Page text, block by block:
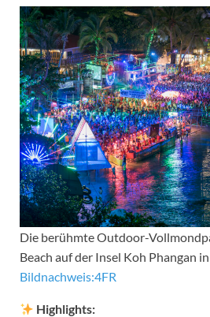
Die berühmte Outdoor-
Beach auf der Insel Koh Phangan
Bildnachweis:4FR
Highlights: